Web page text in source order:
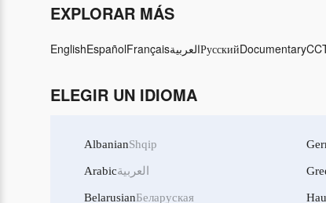
EXPLORAR MÁS
EnglishEspañolFrançaisالعربيةРусскийDocumentary
ELEGIR UN IDIOMA
AlbanianShqip
Arabicالعربية
BelarusianБеларуская